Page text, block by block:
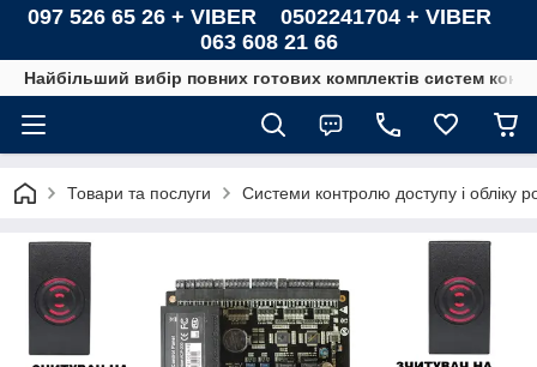
097 526 65 26 + VIBER 0502241704 + VIBER
063 608 21 66
Найбільший вибір повних готових комплектів систем
Товари та послуги Системи контролю доступу і обліку